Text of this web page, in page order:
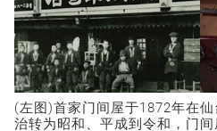
(左图)首家门间屋于1872年在
治转为昭和、平成到令和，门间